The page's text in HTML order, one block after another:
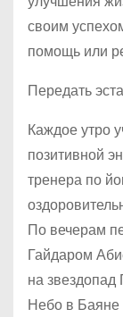
своим
помощь или
Передать
Каждое утро
позитивной
тренера по
По вечерам
Гайдаром
на звездопад
Небо в Баяне